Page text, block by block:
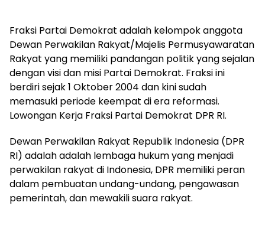
Fraksi Partai Demokrat adalah kelompok anggota
Dewan Perwakilan Rakyat/Majelis Permusyawaratan
Rakyat yang memiliki pandangan politik yang sejalan
dengan visi dan misi Partai Demokrat. Fraksi ini
berdiri sejak 1 Oktober 2004 dan kini sudah
memasuki periode keempat di era reformasi.
Lowongan Kerja Fraksi Partai Demokrat DPR RI.
Dewan Perwakilan Rakyat Republik Indonesia (DPR
RI) adalah adalah lembaga hukum yang menjadi
perwakilan rakyat di Indonesia, DPR memiliki peran
dalam pembuatan undang-undang, pengawasan
pemerintah, dan mewakili suara rakyat.